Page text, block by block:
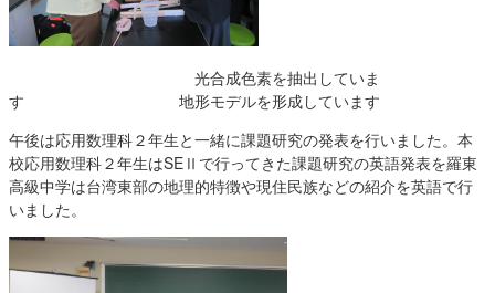
光合成色素を抽出していま
す 地形モデルを形成しています
午後は応用数理科２年生と一緒に課題研究の発表を行いました。本
校応用数理科２年生はSEⅡで行ってきた課題研究の英語発表を羅東
高級中学は台湾東部の地理的特徴や現住民族などの紹介を英語で行
いました。